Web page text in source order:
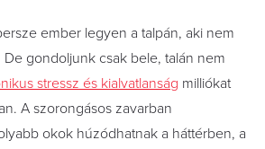
ember legyen a talpán, aki nem
De gondoljunk csak bele, talán nem
stressz és kialvatlanság milliókat
A szorongásos zavarban
okok húzódhatnak a háttérben, a